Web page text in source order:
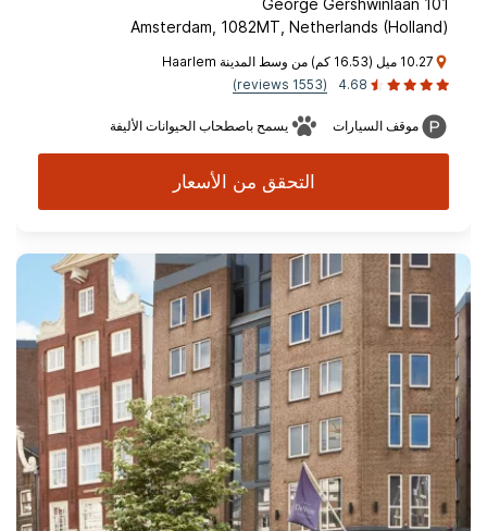
George Gershwinlaan 101
Amsterdam, 1082MT, Netherlands (Holland)
10.27 ميل (16.53 كم) من وسط المدينة Haarlem
4.68
(1553 reviews)
موقف السيارات يسمح باصطحاب الحيوانات الأليفة
التحقق من الأسعار